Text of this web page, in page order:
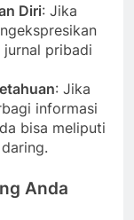
Diri: Jika
pribadi
: Jika
informasi
bisa meliputi
Anda